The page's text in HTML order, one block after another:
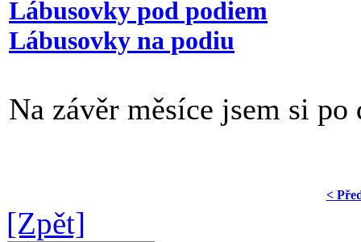
Lábusovky pod podiem
Lábusovky na podiu
Na závěr měsíce jsem si
<
[Zpět]